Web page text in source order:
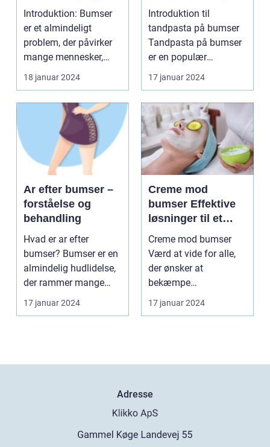
oplysninger
Introduktion: Bumser
er et almindeligt
problem, der påvirker
mange mennesker,
især dem i skønheds-
o...
18 januar 2024
dette populære
hjemmebehandlin
gsmiddel
Introduktion til
tandpasta på bumser
Tandpasta på bumser
er en populær
hjemmebehandlingsm
etode, som...
17 januar 2024
Ar efter bumser –
forståelse og
behandling
Hvad er ar efter
bumser? Bumser er en
almindelig hudlidelse,
der rammer mange
mennesker i deres
tee...
17 januar 2024
Creme mod
bumser Effektive
løsninger til et
glattere og mere
sundt udseende
Creme mod bumser
Værd at vide for alle,
der ønsker at
bekæmpe
hudproblemer
Introduktion til creme...
17 januar 2024
Adresse